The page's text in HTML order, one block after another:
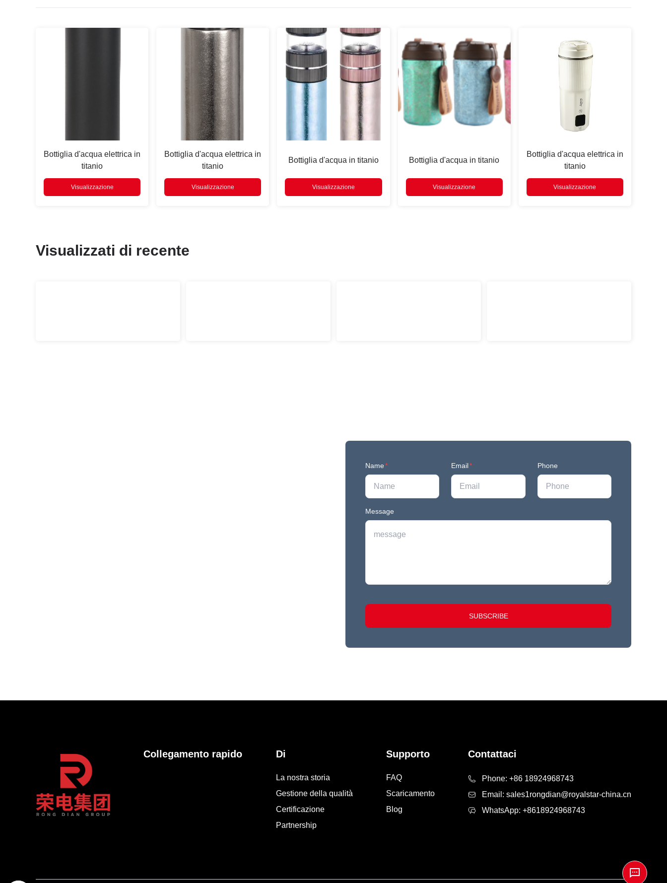
Bottiglia d'acqua elettrica in
titanio
Visualizzazione
Bottiglia d'acqua elettrica in
titanio
Visualizzazione
Bottiglia d'acqua in titanio
Visualizzazione
Bottiglia d'acqua in titanio
Visualizzazione
Bottiglia d'acqua elettrica in
titanio
Visualizzazione
Visualizzati di recente
Name* Email* Phone
Message
SUBSCRIBE
Collegamento rapido Di
La nostra storia
Gestione della qualità
Certificazione
Partnership
Supporto
FAQ
Scaricamento
Blog
Contattaci
Phone: +86 18924968743
Email: sales1rongdian@royalstar-china.cn
WhatsApp: +8618924968743